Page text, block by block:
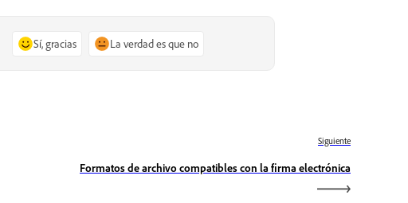
Sí, gracias La verdad es que no
Siguiente
Formatos de archivo compatibles con la firma electrónica